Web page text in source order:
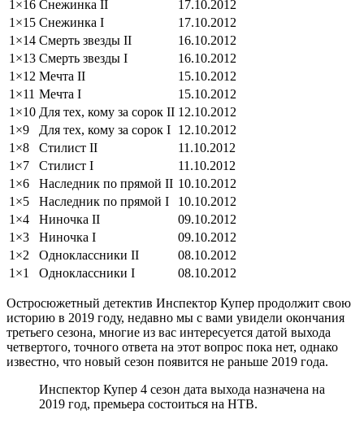
1×16 Снежинка II
17.10.2012
1×15 Снежинка I
17.10.2012
1×14 Смерть звезды II
16.10.2012
1×13 Смерть звезды I
16.10.2012
1×12 Мечта II
15.10.2012
1×11 Мечта I
15.10.2012
1×10 Для тех, кому за сорок II 12.10.2012
1×9
Для тех, кому за сорок I 12.10.2012
1×8
Стилист II
11.10.2012
1×7
Стилист I
11.10.2012
1×6
Наследник по прямой II 10.10.2012
1×5
Наследник по прямой I
10.10.2012
1×4
Ниночка II
09.10.2012
1×3
Ниночка I
09.10.2012
1×2
Одноклассники II
08.10.2012
1×1
Одноклассники I 08.10.2012
Остросюжетный детектив Инспектор Купер продолжит свою
историю в 2019 году, недавно мы с вами увидели окончания
третьего сезона, многие из вас интересуется датой выхода
четвертого, точного ответа на этот вопрос пока нет, однако
известно, что новый сезон появится не раньше 2019 года.
Инспектор Купер 4 сезон дата выхода назначена на
2019 год, премьера состоиться на НТВ.